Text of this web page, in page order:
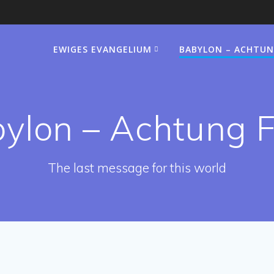
EWIGES EVANGELIUM BABYLON –
– Achtung
The last message for this world